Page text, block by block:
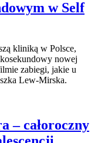
w Self
kliniką w Polsce,
nowej
zabiegi, jakie u
Lew-Mirska.
– całoroczny